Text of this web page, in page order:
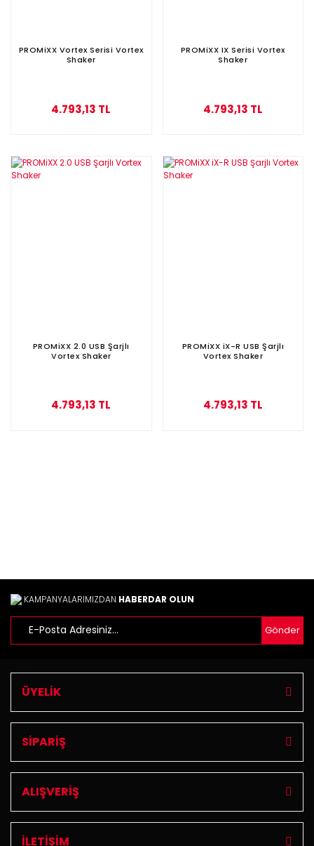
PROMiXX Vortex Serisi Vortex
Shaker
4.793,13 TL
PROMiXX IX Serisi Vortex
Shaker
4.793,13 TL
PROMiXX 2.0 USB Şarjlı
Vortex Shaker
4.793,13 TL
PROMiXX iX-R USB Şarjlı
Vortex Shaker
4.793,13 TL
KAMPANYALARIMIZDAN HABERDAR OLUN
Gönder
ÜYELİK
SİPARİŞ
ALIŞVERİŞ
İLETİŞİM